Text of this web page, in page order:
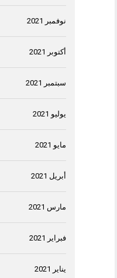
نوفمبر 2021
أكتوبر 2021
سبتمبر 2021
يوليو 2021
مايو 2021
أبريل 2021
مارس 2021
فبراير 2021
يناير 2021